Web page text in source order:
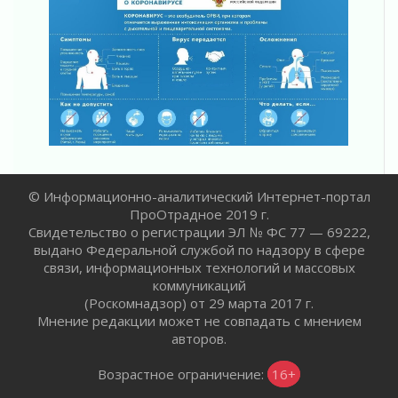
«Корвет» на страже
31 июля 2026
Правила для жизни
31 июля 2026
С рабочим визитом
31 июля 2026
В Шлиссельбурге прошла акция «Белый
кораблик Памяти»
31 июля 2026
Новые возможности для творчества
31 июля 2026
За сухими цифрами — реальная жизнь
От инженера-создателя к волонтёрам
«Созидателям»
Генеральная репетиция векового юбилея
© Информационно-аналитический Интернет-портал
ПроОтрадное 2019 г.
Свидетельство о регистрации ЭЛ № ФС 77 — 69222,
выдано Федеральной службой по надзору в сфере
связи, информационных технологий и массовых
коммуникаций
(Роскомнадзор) от 29 марта 2017 г.
Мнение редакции может не совпадать с мнением
авторов.
Возрастное ограничение: 16+